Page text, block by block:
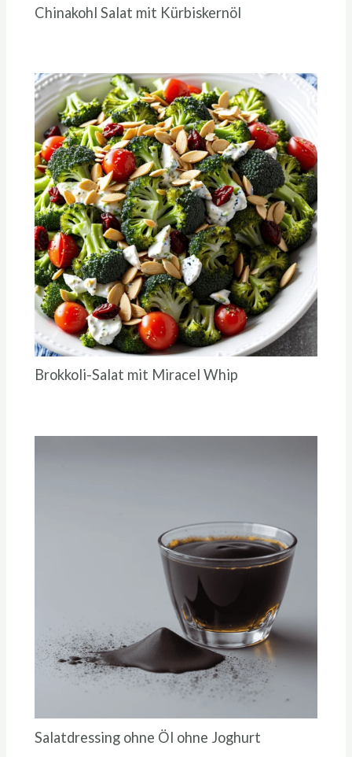
Chinakohl Salat mit Kürbiskernöl
Brokkoli-Salat mit Miracel Whip
Salatdressing ohne Öl ohne Joghurt